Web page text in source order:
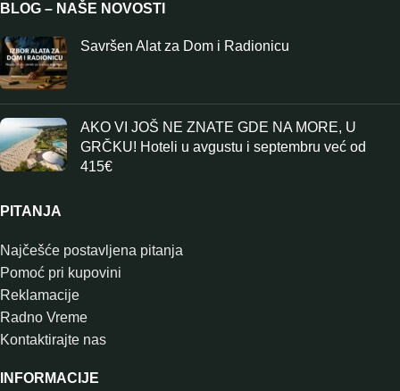
BLOG – NAŠE NOVOSTI
Savršen Alat za Dom i Radionicu
AKO VI JOŠ NE ZNATE GDE NA MORE, U
GRČKU! Hoteli u avgustu i septembru već od
415€
PITANJA
Najčešće postavljena pitanja
Pomoć pri kupovini
Reklamacije
Radno Vreme
Kontaktirajte nas
INFORMACIJE